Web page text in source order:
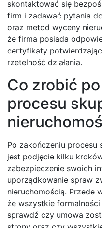
skontaktować się
firm i zadawać pytania
oraz metod wyceny
że firma posiada
certyfikaty
rzetelność działania.
Co zrobić
procesu
Po zakończeniu procesu
jest podjęcie kilku
zabezpieczenie swoich
uporządkowanie spraw
nieruchomością. Przede
że wszystkie formalności
sprawdź czy umowa